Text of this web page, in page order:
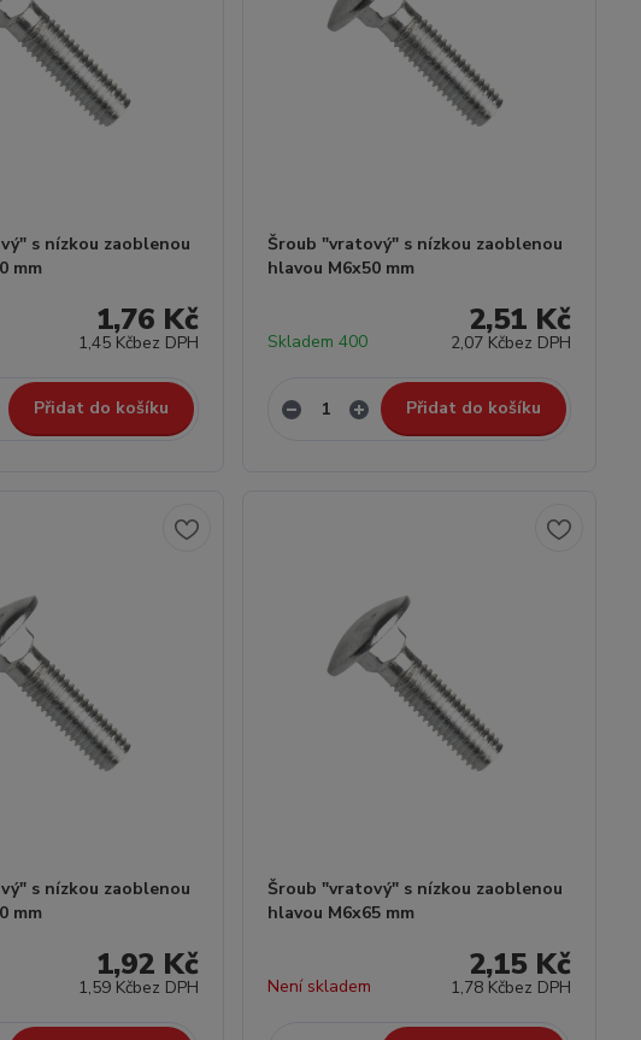
s nízkou zaoblenou
mm
1,76 Kč
1,45 Kčbez DPH
Přidat do košíku
Šroub "vratový" s nízkou zaoblenou
hlavou M6x50 mm
2,51 Kč
2,07 Kčbez DPH
Skladem 400
Přidat do košíku
s nízkou zaoblenou
mm
1,92 Kč
1,59 Kčbez DPH
Šroub "vratový" s nízkou zaoblenou
hlavou M6x65 mm
2,15 Kč
1,78 Kčbez DPH
Není skladem